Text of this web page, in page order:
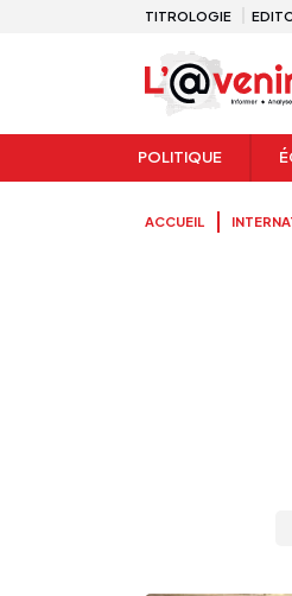
TITROLOGIE
POLITIQUE
ACCUEIL